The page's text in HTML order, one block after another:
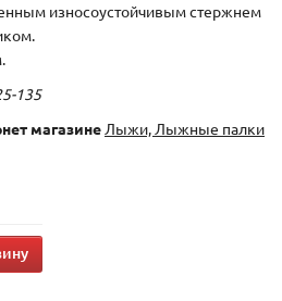
износоустойчивым стержнем
135
магазине Лыжи, Лыжные палки